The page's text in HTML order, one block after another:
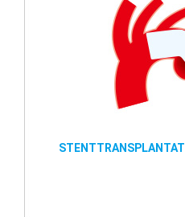
STENTTRANSPLANTAT